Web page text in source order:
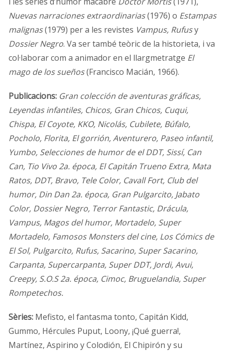
Nuevas narraciones extraordinarias(1976) o Estampas
malignas(1979) per a les revistes Vampus, Rufusy
Dossier Negro. Va ser també teòric de la historieta, i va
col·laborar com a animador en el llargmetratge El
mago de los sueños(Francisco Macián, 1966).
Publicacions: Gran colección de aventuras gráficas,
Leyendas infantiles, Chicos, Gran Chicos, Cuqui,
Chispa, El Coyote, KKO, Nicolás, Cubilete, Búfalo,
Pocholo, Florita, El gorrión, Aventurero, Paseo infantil,
Yumbo, Selecciones de humor de el DDT, Sissí, Can
Can, Tio Vivo 2a. época, El Capitán Trueno Extra, Mata
Ratos, DDT, Bravo, Tele Color, Cavall Fort, Club del
humor, Din Dan 2a. época, Gran Pulgarcito, Jabato
Color, Dossier Negro, Terror Fantastic, Drácula,
Vampus, Magos del humor, Mortadelo, Super
Mortadelo, Famosos Monsters del cine, Los Cómics de
El Sol, Pulgarcito, Rufus, Sacarino, Super Sacarino,
Carpanta, Supercarpanta, Super DDT, Jordi, Avui,
Creepy, S.O.S 2a. época, Cimoc, Bruguelandia, Super
Rompetechos.
Sèries:Mefisto, el fantasma tonto, Capitán Kidd,
Gummo, Hércules Puput, Loony, ¡Qué guerra!,
Martínez, Aspirino y Colodión, El Chipirón y su